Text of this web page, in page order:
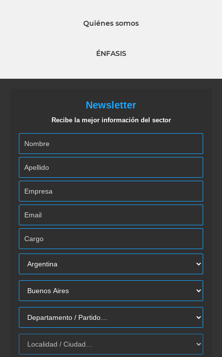
Quiénes somos
ÉNFASIS
Newsletter
Recibe la mejor información del sector